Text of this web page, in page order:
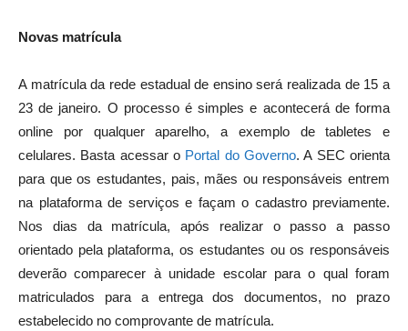
Novas matrícula
A matrícula da rede estadual de ensino será realizada de 15 a
23 de janeiro. O processo é simples e acontecerá de forma
online por qualquer aparelho, a exemplo de tabletes e
celulares. Basta acessar o Portal do Governo. A SEC orienta
para que os estudantes, pais, mães ou responsáveis entrem
na plataforma de serviços e façam o cadastro previamente.
Nos dias da matrícula, após realizar o passo a passo
orientado pela plataforma, os estudantes ou os responsáveis
deverão comparecer à unidade escolar para o qual foram
matriculados para a entrega dos documentos, no prazo
estabelecido no comprovante de matrícula.